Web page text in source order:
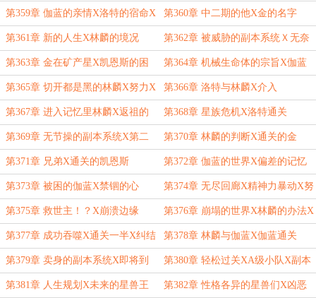
关：心之裂痕 仓的凯恩斯
第359章 伽蓝的亲情X洛特的宿命X
名字
第360章 中二期的他X金的名字
第361章 新的人生X林麟的境况 第362章 被威胁的副本系统Ｘ无奈
的金
第363章 金在矿产星X凯恩斯的困
惑
第364章 机械生命体的宗旨X伽蓝
的人生第一课
第365章 切开都是黑的林麟X努力X
返祖
第366章 洛特与林麟X介入
第367章 进入记忆里林麟X返祖的
星族
第368章 星族危机X洛特通关
第369章 无节操的副本系统X第二
个选谁？
第370章 林麟的判断X通关的金
第371章 兄弟X通关的凯恩斯 第372章 伽蓝的世界X偏差的记忆
第373章 被困的伽蓝X禁锢的心 第374章 无尽回廊X精神力暴动X努
力中的林麟
第375章 救世主！？X崩溃边缘 第376章 崩塌的世界X林麟的办法X
吃掉你
第377章 成功吞噬X通关一半X纠结
中的林麟
第378章 林麟与伽蓝X伽蓝通关
第379章 卖身的副本系统X即将到
来的最后关卡
第380章 轻松过关XA级小队X副本
结束
第381章 人生规划X未来的星兽王 第382章 性格各异的星兽们X凶恶